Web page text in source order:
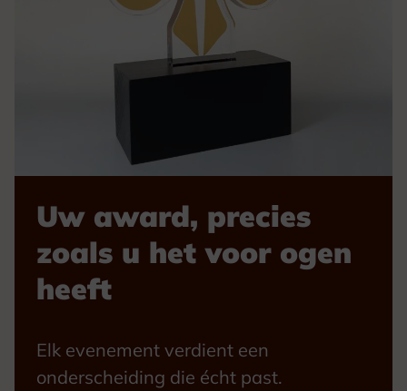
Uw award, precies
zoals u het voor ogen
heeft
Elk evenement verdient een
onderscheiding die écht past.